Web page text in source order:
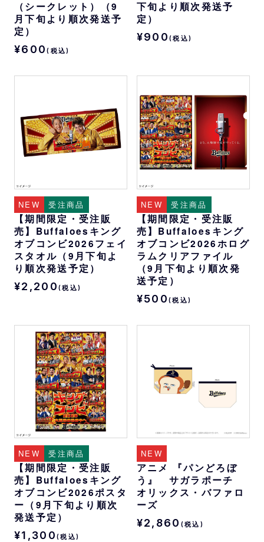
（シークレット）（9
月下旬より順次発送予
定）
¥600(税込)
下旬より順次発送予
定）
¥900(税込)
NEW 受注商品
【期間限定・受注販
売】Buffaloesキング
オブコンビ2026フェイ
スタオル（9月下旬よ
り順次発送予定）
¥2,200 (税込)
NEW 受注商品
【期間限定・受注販
売】Buffaloesキング
オブコンビ2026ホログ
ラムクリアファイル
（9月下旬より順次発
送予定）
¥500(税込)
NEW 受注商品
【期間限定・受注販
売】Buffaloesキング
オブコンビ2026ポスタ
ー（9月下旬より順次
発送予定）
¥1,300 (税込)
NEW
アニメ 『パンどろぼ
う』 サガラポーチ
オリックス・バファロ
ーズ
¥2,860 (税込)